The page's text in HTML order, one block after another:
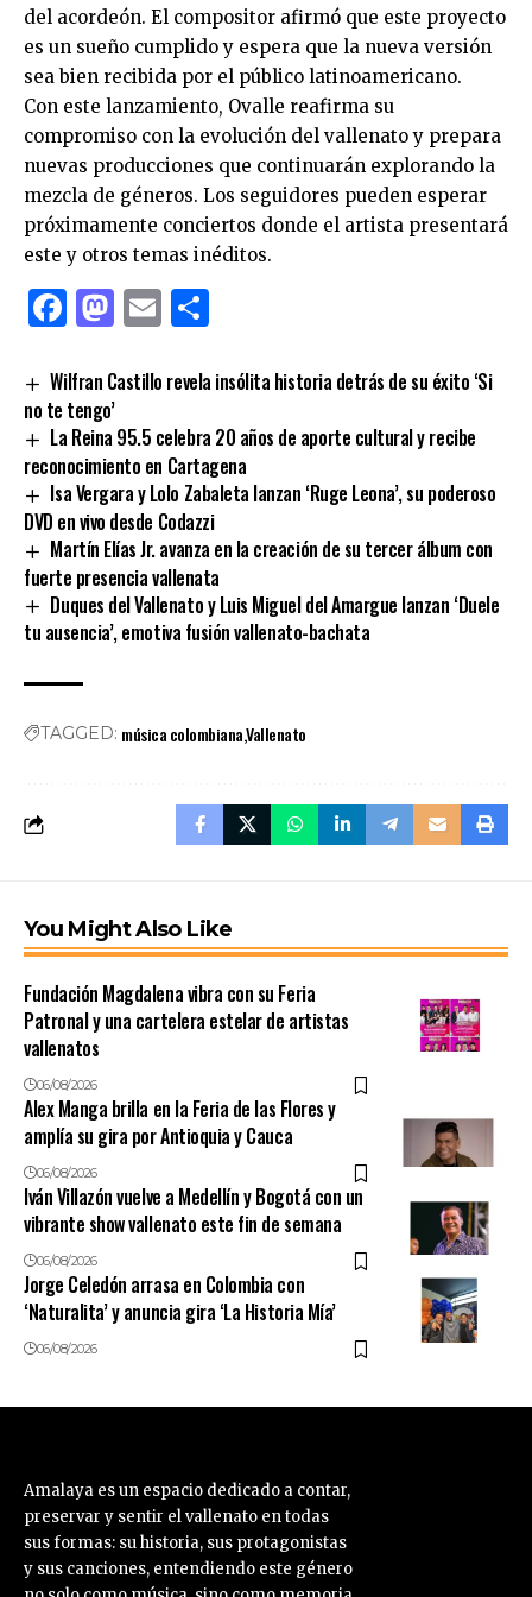
del acordeón. El compositor afirmó que este proyecto
es un sueño cumplido y espera que la nueva versión
sea bien recibida por el público latinoamericano.
Con este lanzamiento, Ovalle reafirma su
compromiso con la evolución del vallenato y prepara
nuevas producciones que continuarán explorando la
mezcla de géneros. Los seguidores pueden esperar
próximamente conciertos donde el artista presentará
este y otros temas inéditos.
Facebook
Mastodon
Email
Wilfran Castillo revela insólita historia detrás de su éxito ‘Si
no te tengo’
La Reina 95.5 celebra 20 años de aporte cultural y recibe
reconocimiento en Cartagena
Isa Vergara y Lolo Zabaleta lanzan ‘Ruge Leona’, su poderoso
DVD en vivo desde Codazzi
Martín Elías Jr. avanza en la creación de su tercer álbum con
fuerte presencia vallenata
Duques del Vallenato y Luis Miguel del Amargue lanzan ‘Duele
tu ausencia’, emotiva fusión vallenato-bachata
TAGGED: música colombianaVallenato
You Might Also Like
Fundación Magdalena vibra con su Feria
Patronal y una cartelera estelar de artistas
vallenatos
06/08/2026
Alex Manga brilla en la Feria de las Flores y
amplía su gira por Antioquia y Cauca
06/08/2026
Iván Villazón vuelve a Medellín y Bogotá con un
vibrante show vallenato este fin de semana
06/08/2026
Jorge Celedón arrasa en Colombia con
‘Naturalita’ y anuncia gira ‘La Historia Mía’
06/08/2026
Amalaya es un espacio dedicado a contar,
preservar y sentir el vallenato en todas
sus formas: su historia, sus protagonistas
y sus canciones, entendiendo este género